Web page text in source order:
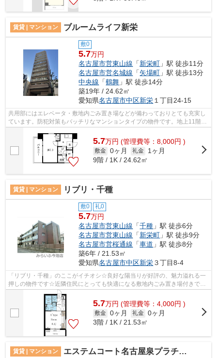
賃貸 | マンション ブルームライフ新栄
敷0
5.7万円
名古屋市営東山線 「新栄町 」駅 徒歩11分
名古屋市営名城線 「矢場町 」駅 徒歩13分
中央線 「鶴舞 」駅 徒歩14分
築19年 / 24.62㎡
愛知県名古屋市中区新栄 １丁目24-15
共用部にはエレベータ・敷地内ごみ置き場などが備わっておりとても充実し
ています。防犯対策もバッチリなマンションタイプの物件です。地上11階建
てのこの物件なら景色もバッチリです...
5.7万円 (管理費等：8,000円 )
敷金 0ヶ月 礼金
1ヶ月
9階 / 1K / 24.62㎡
賃貸 | マンション リブリ・千種
敷0 礼0
5.7万円
名古屋市営東山線 「千種 」駅 徒歩6分
名古屋市営東山線 「新栄町 」駅 徒歩9分
名古屋市営桜通線 「車道 」駅 徒歩8分
築6年 / 21.53㎡
愛知県名古屋市中区新栄３丁目8-4
「リブリ・千種」のここがイチオシ☆良好な陽当りが好評の、魅力溢れる一
押しの物件です☆近隣住民にとっても快適になる敷地内ごみ置き場付きです
☆令和2年築のコチラの物件は、落ち着き...
5.7万円 (管理費等：4,000円 )
敷金 0ヶ月 礼金 0ヶ月
3階 / 1K / 21.53㎡
賃貸 | マンション エステムコート名古屋泉プラチナムゲート